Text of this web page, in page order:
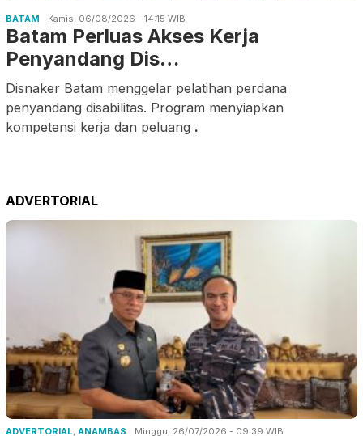
BATAM Kamis, 06/08/2026 - 14:15 WIB
Batam Perluas Akses Kerja
Penyandang Dis…
Disnaker Batam menggelar pelatihan perdana
penyandang disabilitas. Program menyiapkan
kompetensi kerja dan peluang .
ADVERTORIAL
ADVERTORIAL, ANAMBAS Minggu, 26/07/2026 - 09:39 WIB